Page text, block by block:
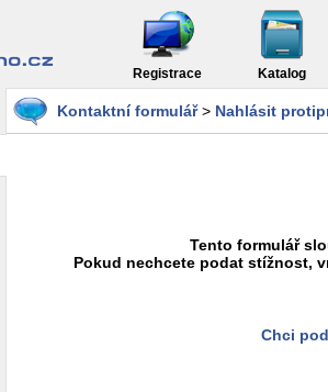
Registrace Katalog
Kontaktní formulář> Nahlásit
Tento formulář
Pokud nechcete podat stížnost,
Chci